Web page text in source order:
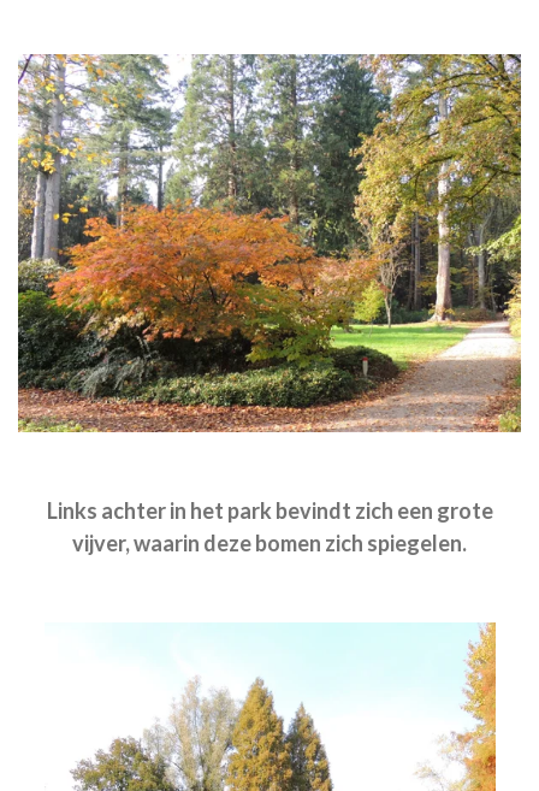
Links achter in het park bevindt zich een grote
vijver, waarin deze bomen zich spiegelen.